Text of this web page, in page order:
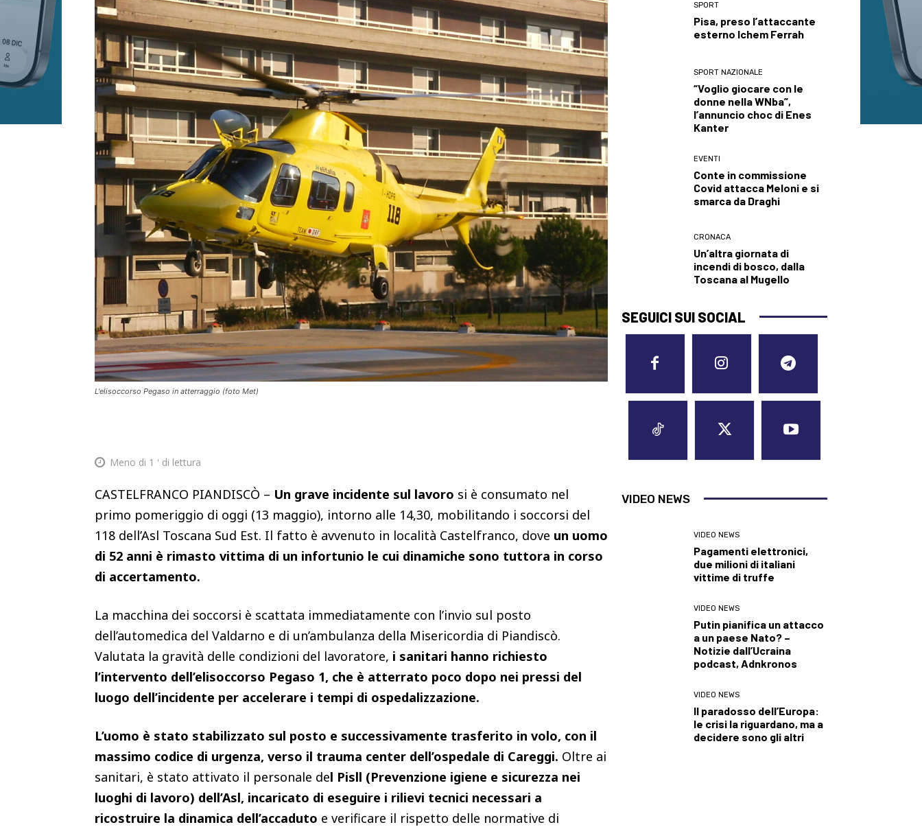
L'elisoccorso Pegaso in atterraggio (foto Met)
Meno di 1 ' di lettura
CASTELFRANCO PIANDISCÒ – Un grave incidente sul lavoro si è consumato nel
primo pomeriggio di oggi (13 maggio), intorno alle 14,30, mobilitando i soccorsi del
118 dell’Asl Toscana Sud Est. Il fatto è avvenuto in località Castelfranco, dove un uomo
di 52 anni è rimasto vittima di un infortunio le cui dinamiche sono tuttora in corso
di accertamento.
La macchina dei soccorsi è scattata immediatamente con l’invio sul posto
dell’automedica del Valdarno e di un’ambulanza della Misericordia di Piandiscò.
Valutata la gravità delle condizioni del lavoratore, i sanitari hanno richiesto
l’intervento dell’elisoccorso Pegaso 1, che è atterrato poco dopo nei pressi del
luogo dell’incidente per accelerare i tempi di ospedalizzazione.
L’uomo è stato stabilizzato sul posto e successivamente trasferito in volo, con il
massimo codice di urgenza, verso il trauma center dell’ospedale di Careggi. Oltre ai
sanitari, è stato attivato il personale del Pisll (Prevenzione igiene e sicurezza nei
luoghi di lavoro) dell’Asl, incaricato di eseguire i rilievi tecnici necessari a
ricostruire la dinamica dell’accaduto e verificare il rispetto delle normative di
SPORT
Pisa, preso l’attaccante
esterno Ichem Ferrah
SPORT NAZIONALE
“Voglio giocare con le
donne nella WNba”,
l’annuncio choc di Enes
Kanter
EVENTI
Conte in commissione
Covid attacca Meloni e si
smarca da Draghi
CRONACA
Un’altra giornata di
incendi di bosco, dalla
Toscana al Mugello
SEGUICI SUI SOCIAL
VIDEO NEWS
VIDEO NEWS
Pagamenti elettronici,
due milioni di italiani
vittime di truffe
VIDEO NEWS
Putin pianifica un attacco
a un paese Nato? –
Notizie dall’Ucraina
podcast, Adnkronos
VIDEO NEWS
Il paradosso dell’Europa:
le crisi la riguardano, ma a
decidere sono gli altri